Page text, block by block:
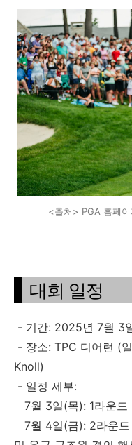
<출처> PGA 홈페
대회 일정
- 기간: 2025년 7월 3
- 장소: TPC 디어런 (
Knoll)
- 일정 세부:
7월 3일(목): 1라운드
7월 4일(금): 2라운